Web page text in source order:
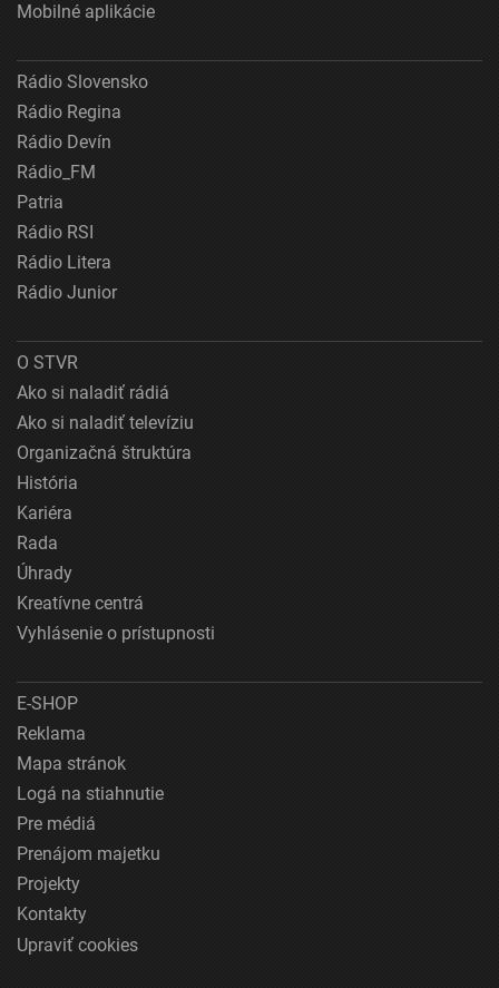
Mobilné aplikácie
Rádio Slovensko
Rádio Regina
Rádio Devín
Rádio_FM
Patria
Rádio RSI
Rádio Litera
Rádio Junior
O STVR
Ako si naladiť rádiá
Ako si naladiť televíziu
Organizačná štruktúra
História
Kariéra
Rada
Úhrady
Kreatívne centrá
Vyhlásenie o prístupnosti
E-SHOP
Reklama
Mapa stránok
Logá na stiahnutie
Pre médiá
Prenájom majetku
Projekty
Kontakty
Upraviť cookies